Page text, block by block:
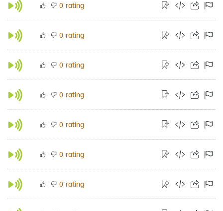
0 rating
0 rating
0 rating
0 rating
0 rating
0 rating
0 rating